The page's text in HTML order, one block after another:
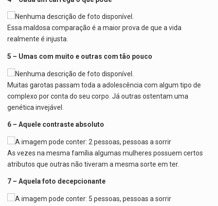
Essa maldosa comparação é a maior prova de que a vida
realmente é injusta.
5 – Umas com muito e outras com tão pouco
Muitas garotas passam toda a adolescência com algum tipo de
complexo por conta do seu corpo. Já outras ostentam uma
genética invejável.
6 – Aquele contraste absoluto
As vezes na mesma família algumas mulheres possuem certos
atributos que outras não tiveram a mesma sorte em ter.
7 – Aquela foto decepcionante